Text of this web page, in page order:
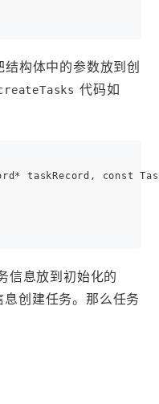
构体中的参数放到创
代码如
taskRecord, const
信息放到初始化的
创建任务。那么任务